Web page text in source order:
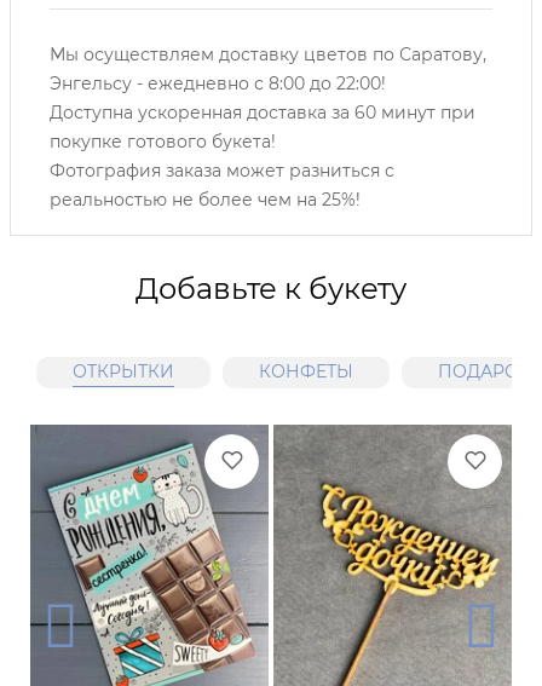
Мы осуществляем доставку цветов по Саратову,
Энгельсу - ежедневно с 8:00 до 22:00!
Доступна ускоренная доставка за 60 минут при
покупке готового букета!
Фотография заказа может разниться с
реальностью не более чем на 25%!
Добавьте к букету
ОТКРЫТКИ КОНФЕТЫ